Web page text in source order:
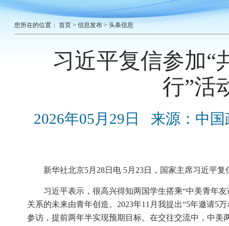
您所在的位置： 首页 > 信息发布 > 头条信息
习近平复信参加“
行”活
2026年05月29日 来源：中国
新华社北京5月28日电 5月23日，国家主席习近平
习近平表示，很高兴得知两国学生搭乘“中美青年
关系的未来由青年创造。2023年11月我提出“5年邀请5
参访，提前两年半实现预期目标。在交往交流中，中